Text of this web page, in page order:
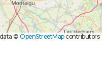
© OpenStreetMapcontributors